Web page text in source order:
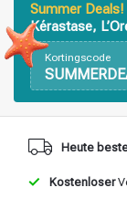
Stylingprodukte
Summer Deals!
Kérastase,
Kortingscode
Heute
Kostenloser